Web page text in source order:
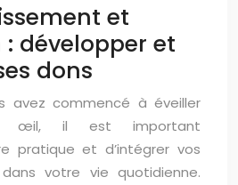
et
développer et
dons
avez commencé à éveiller
œil, il est important
pratique et d’intégrer vos
votre vie quotidienne.